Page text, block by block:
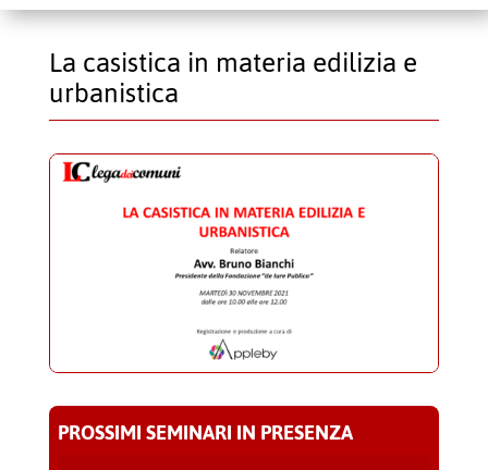
La casistica in materia edilizia e
urbanistica
PROSSIMI SEMINARI IN PRESENZA